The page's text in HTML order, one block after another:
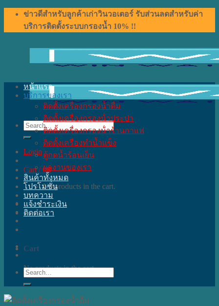
Skip
content
ข่าวดีสำหรับลูกค้าเก่าวินวอเตอร์ รับส่วนลดสำหรับค่า
บริการติดตั้งระบบกรองน้ำ 10% !!
Search
for:
Login
Cart /0฿
No products in the cart.
Cart
No products in the cart.
หน้าแรก
บริการของเรา
ติดตั้งเครื่องกรองน้ำดื่ม
ติดตั้งเครื่องกรองน้ําประปา
ติดตั้งเครื่องกรองน้ําร้านกาแฟ
ติดตั้งเครื่องทำน้ำแข็ง
ตู้กดน้ำร้อนเย็น
ผลงานของเรา
สินค้าทั้งหมด
โปรโมชั่น
บทความ
แจ้งชำระเงิน
ติดต่อเรา
Search
for: